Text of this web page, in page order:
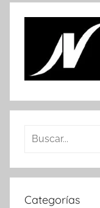
Buscar:
Categorías